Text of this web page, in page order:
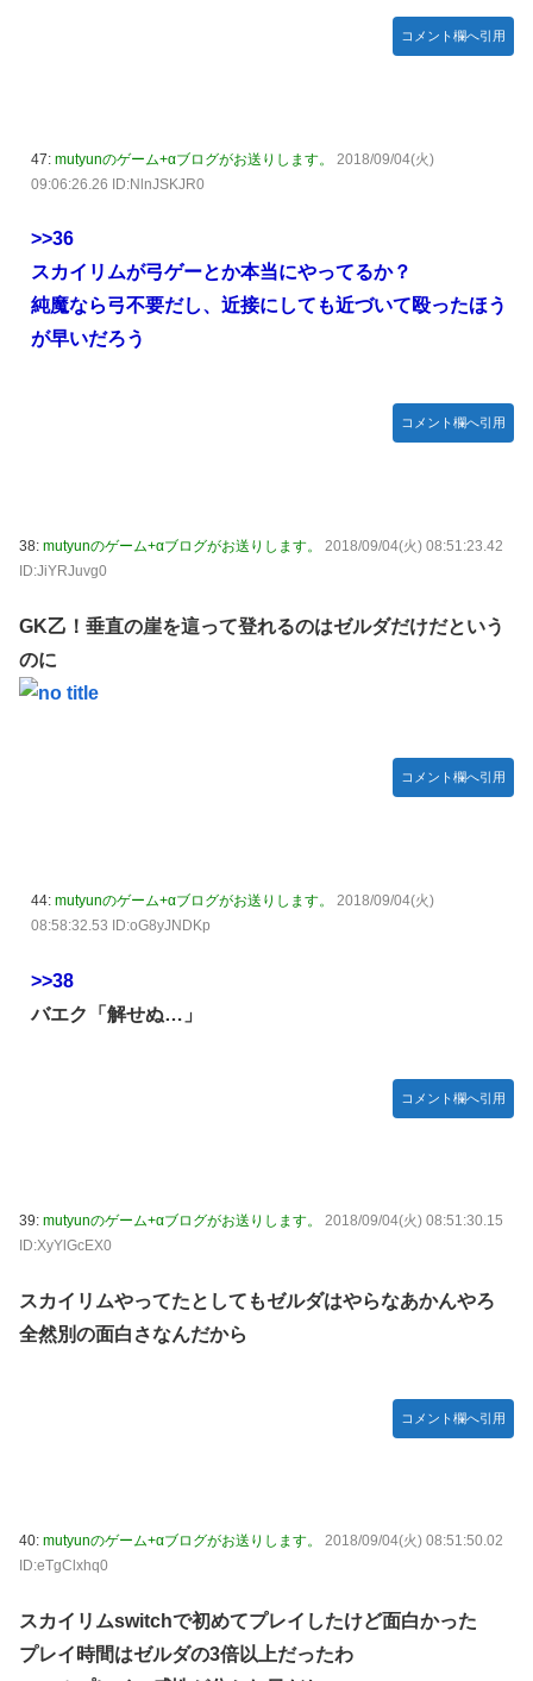
コメント欄へ引用
47: mutyunのゲーム+αブログがお送りします。
2018/09/04(火)
09:06:26.26 ID:NlnJSKJR0
>>36
スカイリムが弓ゲーとか本当にやってるか？
純魔なら弓不要だし、近接にしても近づいて殴ったほう
が早いだろう
コメント欄へ引用
38: mutyunのゲーム+αブログがお送りします。
2018/09/04(火) 08:51:23.42
ID:JiYRJuvg0
GK乙！垂直の崖を這って登れるのはゼルダだけだという
のに
コメント欄へ引用
44: mutyunのゲーム+αブログがお送りします。
2018/09/04(火)
08:58:32.53 ID:oG8yJNDKp
>>38
バエク「解せぬ…」
コメント欄へ引用
39: mutyunのゲーム+αブログがお送りします。
2018/09/04(火) 08:51:30.15
ID:XyYlGcEX0
スカイリムやってたとしてもゼルダはやらなあかんやろ
全然別の面白さなんだから
コメント欄へ引用
40: mutyunのゲーム+αブログがお送りします。
2018/09/04(火) 08:51:50.02
ID:eTgClxhq0
スカイリムswitchで初めてプレイしたけど面白かった
プレイ時間はゼルダの3倍以上だったわ